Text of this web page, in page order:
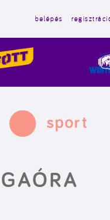
belépés
sport